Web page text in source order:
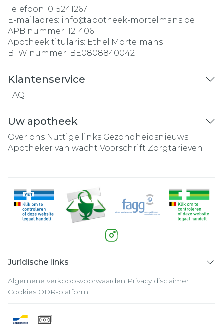
Telefoon: 015241267
E-mailadres: info@apotheek-mortelmans.be
APB nummer: 121406
Apotheek titularis: Ethel Mortelmans
BTW nummer: BE0808840042
Klantenservice
FAQ
Uw apotheek
Over ons Nuttige links Gezondheidsnieuws
Apotheker van wacht Voorschrift Zorgtarieven
Juridische links
Algemene verkoopsvoorwaarden Privacy disclaimer
Cookies ODR-platform